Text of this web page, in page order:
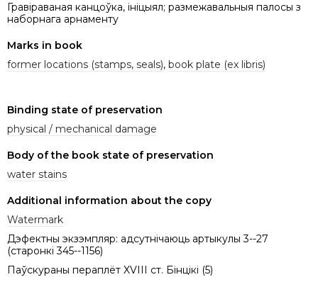
Гравіраваная канцоўка, ініцыял; размежавальныя палосы з
наборнага арнаменту
Marks in book
former locations (stamps, seals), book plate (ex libris)
Binding state of preservation
physical / mechanical damage
Body of the book state of preservation
water stains
Additional information about the copy
Watermark
Дэфектны экзэмпляр: адсутнічаюць артыкулы 3--27
(старонкі 345--1156)
Паўскураны пераплёт XVIII ст. Бінцікі (5)